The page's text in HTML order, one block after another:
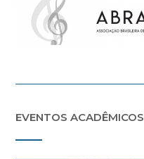
EVENTOS ACADÊMICOS